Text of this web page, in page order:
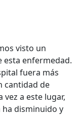
visto un
esta enfermedad.
fuera más
cantidad de
a este lugar,
ha disminuido y